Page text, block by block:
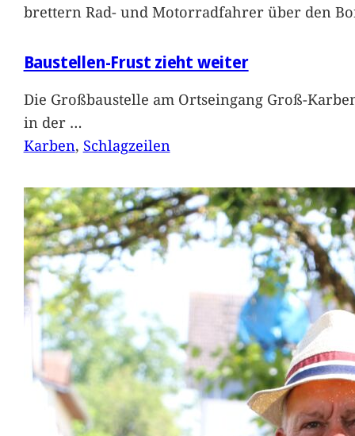
brettern Rad- und Motorradfahrer über den
Baustellen-Frust zieht weiter
Die Großbaustelle am Ortseingang Groß-
in der …
Karben, Schlagzeilen